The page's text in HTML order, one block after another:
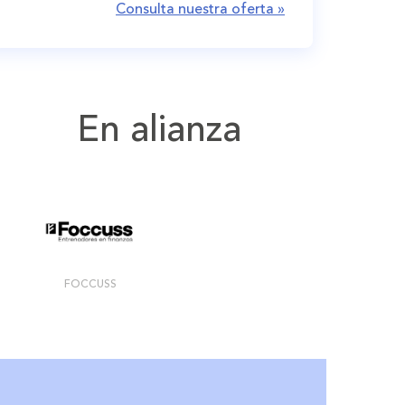
Consulta nuestra oferta »
En alianza
FOCCUSS